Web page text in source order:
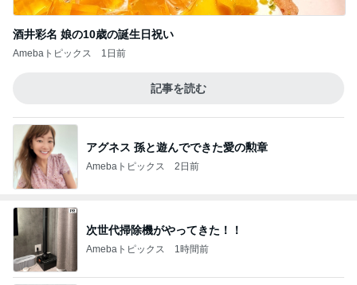
酒井彩名 娘の10歳の誕生日祝い
Amebaトピックス 1日前
記事を読む
アグネス 孫と遊んでできた愛の勲章
Amebaトピックス 2日前
次世代掃除機がやってきた！！
Amebaトピックス 1時間前